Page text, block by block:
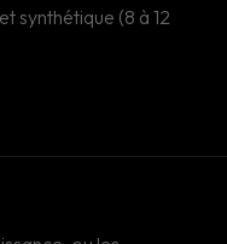
synthétique (8 à 12